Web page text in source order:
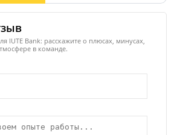
IUTE Bank: расскажите о плюсах, минусах,
в команде.